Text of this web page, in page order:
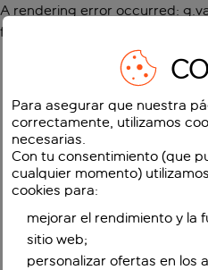
A rendering error occurred:
function
Para asegurar que nuestra
correctamente, utilizamos
necesarias.
Con tu consentimiento (que
cualquier momento)
cookies para:
mejorar el rendimiento y la
sitio web;
personalizar ofertas en los